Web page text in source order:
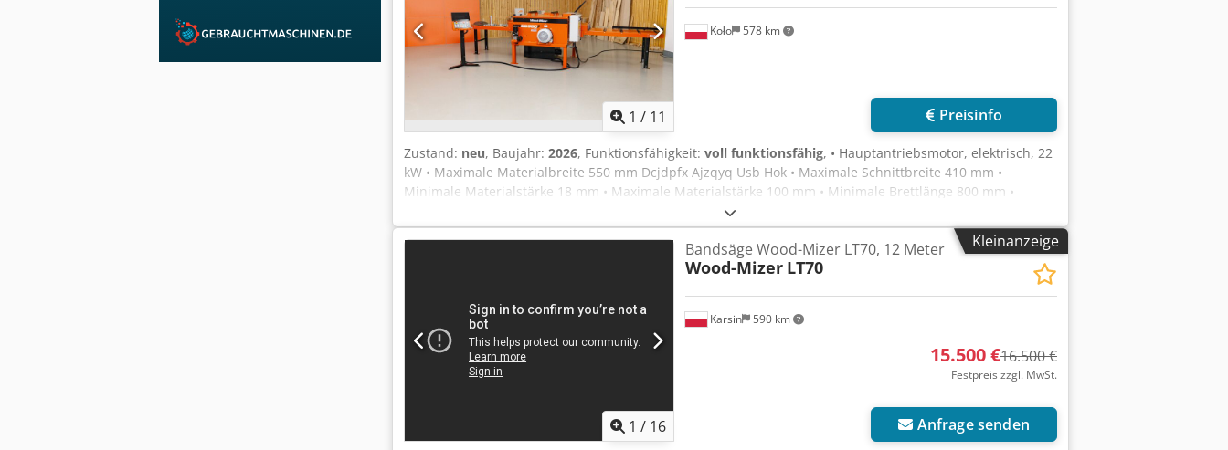
1 / 11
Koło 578 km
Preisinfo
Zustand: neu, Baujahr: 2026, Funktionsfähigkeit: voll funktionsfähig, • Hauptantriebsmotor, elektrisch, 22
kW • Maximale Materialbreite 550 mm Dcjdpfx Ajzqyq Usb Hok • Maximale Schnittbreite 410 mm •
Minimale Materialstärke 18 mm • Maximale Materialstärke 100 mm • Minimale Brettlänge 800 mm •
Minimale Schnittbreite 6 cm (Abrichtsäge), 2 cm (Kreissäge) • 5 Kreissägen – 4 feststehend und 1
beweglich • Einstellbare Vorschubgeschwindigkeit 0-20 m/min • Komplett mit zwei Lasern • Ein- und
Auslaufband • Gerät zur automatischen Einstellung der Schnittparameter (Setworks)
Kleinanzeige
1 / 16
Karsin 590 km
Bandsäge Wood-Mizer LT70, 12 Meter
Wood-Mizer LT70
15.500 €16.500 €
Festpreis zzgl. MwSt.
Anfrage senden